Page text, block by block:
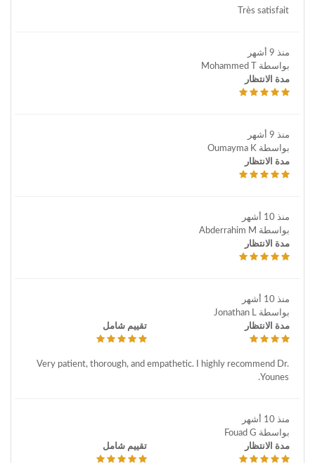
Très satisfait
منذ 9 أشهر
بواسطة Mohammed T
مدة الانتظار
منذ 9 أشهر
بواسطة Oumayma K
مدة الانتظار
منذ 10 أشهر
بواسطة Abderrahim M
مدة الانتظار
منذ 10 أشهر
بواسطة Jonathan L
مدة الانتظار
تقييم شامل
Very patient, thorough, and empathetic. I highly recommend Dr.
Younes.
منذ 10 أشهر
بواسطة Fouad G
مدة الانتظار
تقييم شامل